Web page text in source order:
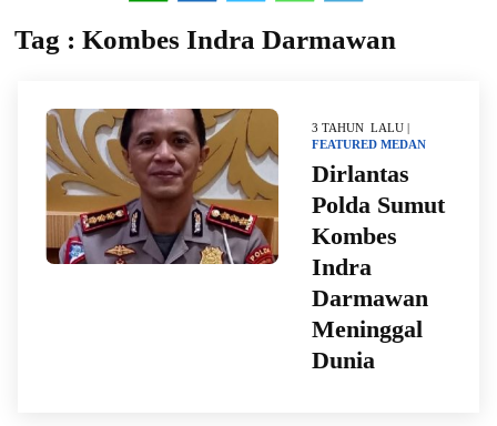
Tag : Kombes Indra Darmawan
3 TAHUN LALU |
FEATURED MEDAN
Dirlantas
Polda Sumut
Kombes
Indra
Darmawan
Meninggal
Dunia